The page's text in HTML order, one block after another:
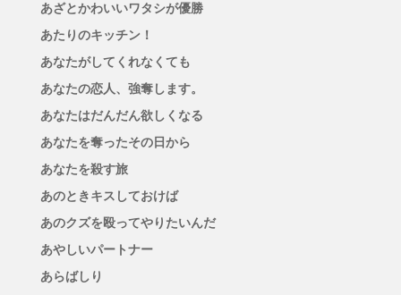
あざとかわいいワタシが優勝
あたりのキッチン！
あなたがしてくれなくても
あなたの恋人、強奪します。
あなたはだんだん欲しくなる
あなたを奪ったその日から
あなたを殺す旅
あのときキスしておけば
あのクズを殴ってやりたいんだ
あやしいパートナー
あらばしり